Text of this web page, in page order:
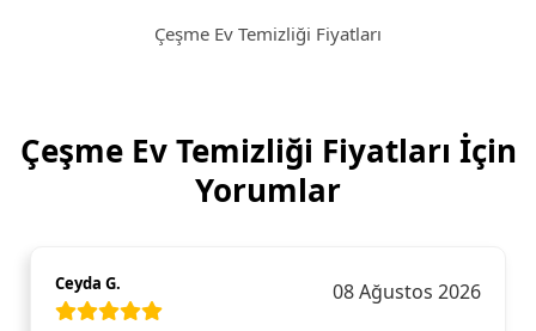
Çeşme Ev Temizliği Fiyatları
Çeşme Ev Temizliği Fiyatları İçin
Yorumlar
Ceyda G. 08 Ağustos 2026